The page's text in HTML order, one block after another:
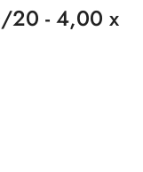
20 - 4,00 x